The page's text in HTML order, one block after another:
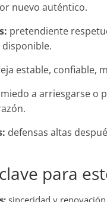
nuevo auténtico.
pretendiente
estable, confiable,
miedo a arriesgarse o
defensas altas
para